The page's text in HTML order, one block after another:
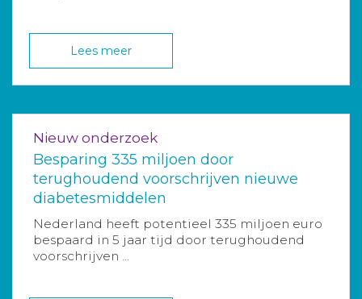
Lees meer
Nieuw onderzoek
Besparing 335 miljoen door
terughoudend voorschrijven nieuwe
diabetesmiddelen
Nederland heeft potentieel 335 miljoen euro
bespaard in 5 jaar tijd door terughoudend
voorschrijven ...